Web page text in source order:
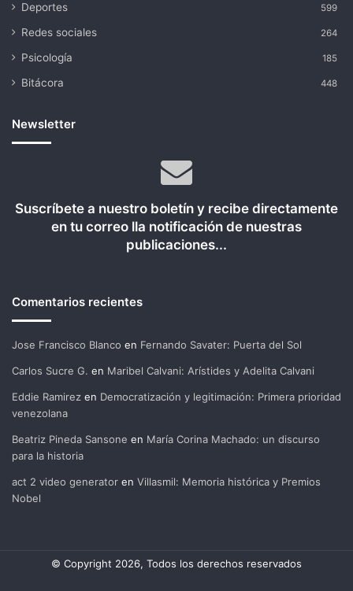
Deportes 599
Redes sociales 264
Psicología 185
Bitácora 448
Newsletter
Suscríbete a nuestro boletín y recibe directamente
en tu correo lla notificación de nuestras
publicaciones...
Comentarios recientes
Jose Francisco Blanco en Fernando Savater: Puerta del Sol
Carlos Sucre G. en Maribel Calvani: Arístides y Adelita Calvani
Eddie Ramirez en Democratización y legitimación: Primera prioridad
venezolana
Beatriz Pineda Sansone en María Corina Machado: un discurso
para la historia
act 2 video generator en Villasmil: Memoria histórica y Premios
Nobel
© Copyright 2026, Todos los derechos reservados